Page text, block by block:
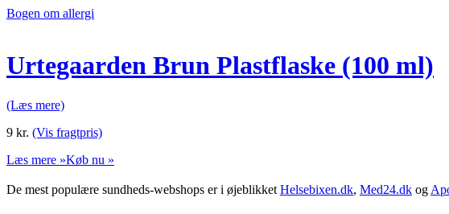
Bogen om allergi
Urtegaarden Brun Plastflaske (100 ml)
(Læs mere)
9 kr. (Vis fragtpris)
Læs mere »Køb nu »
De mest populære sundheds-webshops er i øjeblikket Helsebixen.dk, Med24.dk og